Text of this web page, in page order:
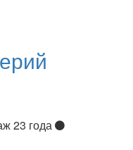
23 года